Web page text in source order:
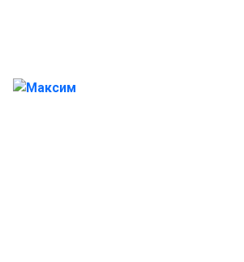
Максим